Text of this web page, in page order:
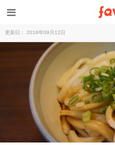
更新日： 2018年09月12日